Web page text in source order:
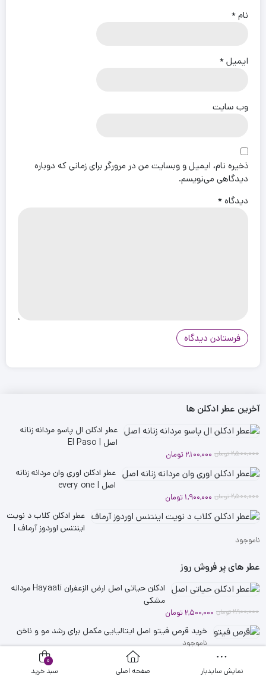
نام*
ایمیل*
وب‌ سایت
ذخیره نام، ایمیل و وبسایت من در مرورگر برای زمانی که دوباره
دیدگاهی می‌نویسم.
دیدگاه*
آخرین عطر ادکلن ها
عطر ادکلن ال پاسو مردانه زنانه
اصل | El Paso
2,500,000تومان
قیمت
اصلی
2,500,000 تومان
بود.
2,100,000 تومان
قیمت
فعلی
2,100,000 تومان
است.
عطر ادکلن اوری وان مردانه زنانه
اصل | every one
2,500,000تومان
قیمت
اصلی
2,500,000 تومان
بود.
1,900,000 تومان
قیمت
فعلی
1,900,000 تومان
است.
عطر ادکلن کلاب د نویت
اینتنس اوردوز آرماف |
ناموجود
عطر های پر فروش روز
ادکلن حیاتی اصل ارض الزعفران Hayaati مردانه
مشکی
2,900,000تومان
قیمت
اصلی
2,900,000 تومان
2,500,000 تومان
قیمت
فعلی
2,500,000 تومان
خرید قرص فیتو اصل ایتالیایی مکمل برای رشد مو و ناخن
ناموجود
عطر ادکلن کوروش کبیر روونا زنانه مردانه اصل
2,300,000 تومان قیمت
قیمت نمایش سایدبار صفحه اصلی
0
سبد خرید